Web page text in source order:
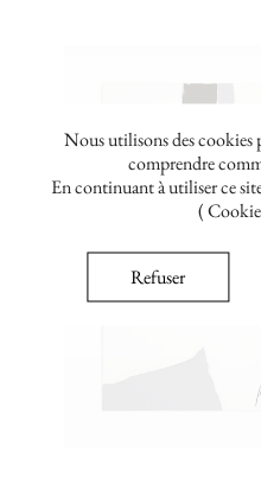
Nous utilisons des cookies
comprendre
En continuant à utiliser ce
(
Refuser